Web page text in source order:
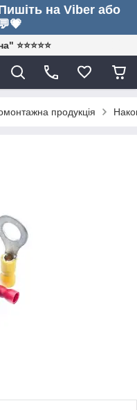
на Viber або
⭐⭐⭐⭐⭐
продукція